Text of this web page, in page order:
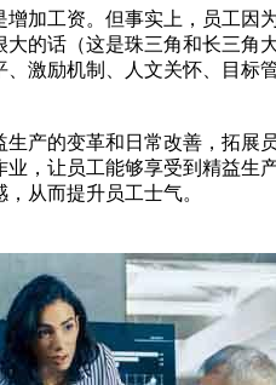
加工资。但事实上，员工因
的话（这是珠三角和长三角
激励机制、人文关怀、目标
产的变革和日常改善，拓展
，让员工能够享受到精益生
从而提升员工士气。